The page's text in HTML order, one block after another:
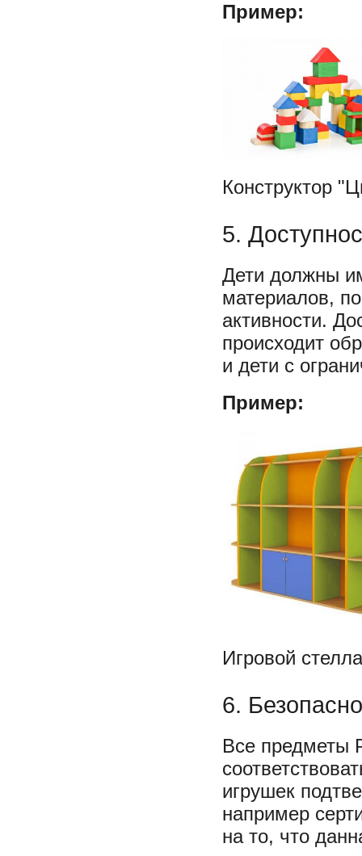
Пример:
Конструктор
5.
Дети должны
материалов,
активности.
происходит
и дети с
Пример:
Игровой
6.
Все предметы
игрушек
например
на то, что